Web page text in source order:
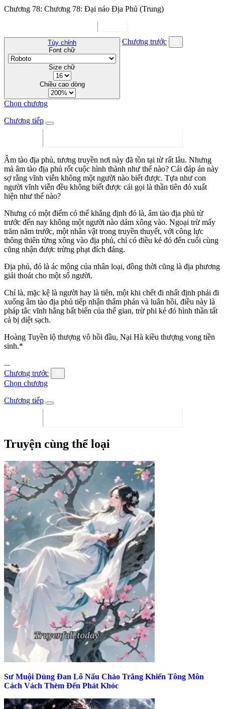
Chương 78: Chương 78: Đại náo Địa Phủ (Trung)
Tùy chỉnh
Font chữ
Size chữ
Chiều cao dòng
Chương trước
Chọn chương
Chương tiếp
Âm tào địa phủ, tương truyền nơi này đã tồn tại từ rất lâu. Nhưng
mà âm tào địa phủ rốt cuộc hình thành như thế nào? Cái đáp án này
sợ rằng vĩnh viễn không một người nào biết được. Tựa như con
người vĩnh viễn đều không biết được cái gọi là thần tiên đó xuất
hiện như thế nào?
Nhưng có một điểm có thể khẳng định đó là, âm tào địa phủ từ
trước đến nay không một người nào dám xông vào. Ngoại trừ mấy
trăm năm trước, một nhân vật trong truyền thuyết, với công lực
thông thiên từng xông vào địa phủ, chỉ có điều kẻ đó đến cuối cùng
cũng nhận được trừng phạt đích đáng.
Địa phủ, đó là ác mộng của nhân loại, đồng thời cũng là địa phương
giải thoát cho một số người.
Chỉ là, mặc kệ là người hay là tiên, một khi chết đi nhất định phải đi
xuống âm tào địa phủ tiếp nhận thẩm phán và luân hồi, điều này là
pháp tắc vĩnh hằng bất biến của thế gian, trừ phi kẻ đó hình thần tất
cả bị diệt sạch.
Hoàng Tuyền lộ thượng vô hồi đầu, Nại Hà kiều thượng vong tiền
sinh.*
...
Chương trước
Chọn chương
Chương tiếp
Truyện cùng thể loại
Sư Muội Dùng Đan Lô Nấu Cháo Trắng Khiến Tông Môn
Cách Vách Thèm Đến Phát Khóc